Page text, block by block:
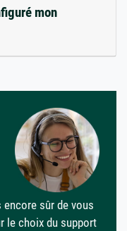
mon
sûr de vous
le choix du support